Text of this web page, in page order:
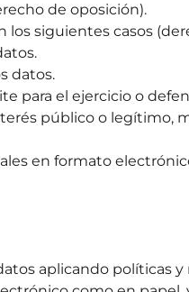
de oposición).
siguientes casos
datos.
para el ejercicio o
público o legítimo,
en formato
aplicando políticas